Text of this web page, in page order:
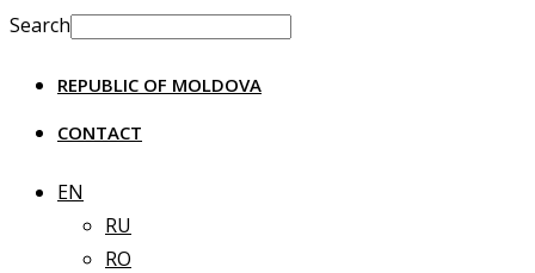
Search
REPUBLIC OF MOLDOVA
CONTACT
EN
RU
RO